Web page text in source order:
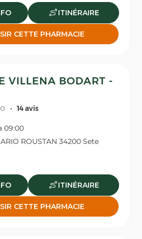
ITINÉRAIRE
CETTE PHARMACIE
VILLENA BODART -
14 avis
09:00
ROUSTAN 34200 Sete
ITINÉRAIRE
CETTE PHARMACIE